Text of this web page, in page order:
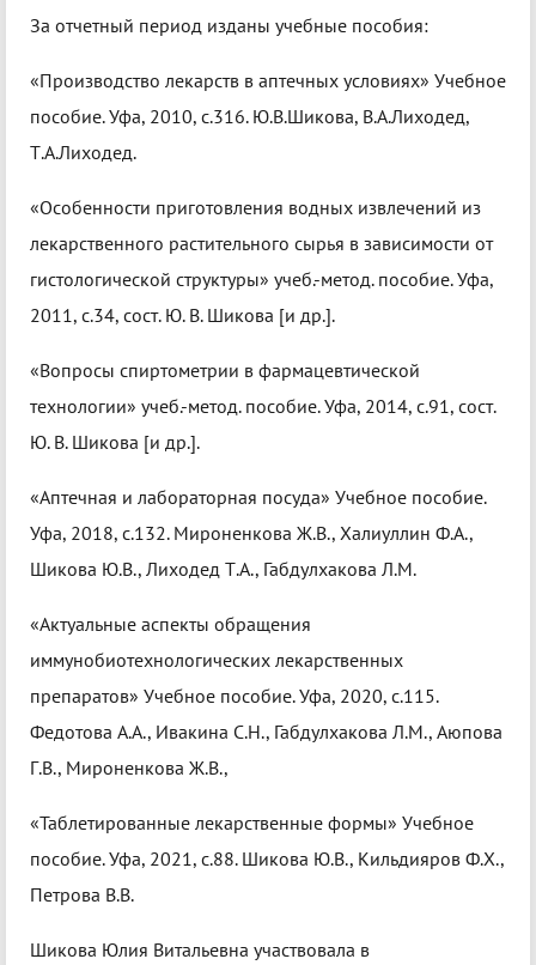
За отчетный период изданы учебные пособия:
«Производство лекарств в аптечных условиях» Учебное
пособие. Уфа, 2010, с.316. Ю.В.Шикова, В.А.Лиходед,
Т.А.Лиходед.
«Особенности приготовления водных извлечений из
лекарственного растительного сырья в зависимости от
гистологической структуры» учеб.-метод. пособие. Уфа,
2011, с.34, сост. Ю. В. Шикова [и др.].
«Вопросы спиртометрии в фармацевтической
технологии» учеб.-метод. пособие. Уфа, 2014, с.91, сост.
Ю. В. Шикова [и др.].
«Аптечная и лабораторная посуда» Учебное пособие.
Уфа, 2018, с.132. Мироненкова Ж.В., Халиуллин Ф.А.,
Шикова Ю.В., Лиходед Т.А., Габдулхакова Л.М.
«Актуальные аспекты обращения
иммунобиотехнологических лекарственных
препаратов» Учебное пособие. Уфа, 2020, с.115.
Федотова А.А., Ивакина С.Н., Габдулхакова Л.М., Аюпова
Г.В., Мироненкова Ж.В.,
«Таблетированные лекарственные формы» Учебное
пособие. Уфа, 2021, с.88. Шикова Ю.В., Кильдияров Ф.Х.,
Петрова В.В.
Шикова Юлия Витальевна участвовала в